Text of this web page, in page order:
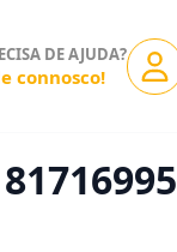
DE AJUDA?
connosco!